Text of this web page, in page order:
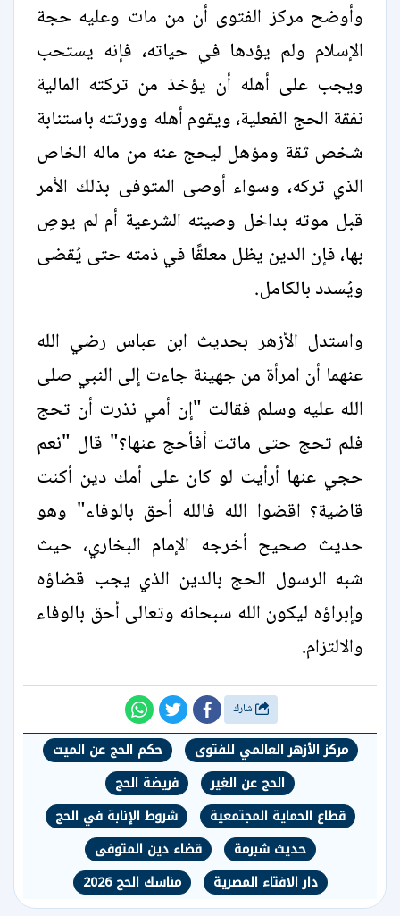
وأوضح مركز الفتوى أن من مات وعليه حجة
الإسلام ولم يؤدها في حياته، فإنه يستحب
ويجب على أهله أن يؤخذ من تركته المالية
نفقة الحج الفعلية، ويقوم أهله وورثته باستنابة
شخص ثقة ومؤهل ليحج عنه من ماله الخاص
الذي تركه، وسواء أوصى المتوفى بذلك الأمر
قبل موته بداخل وصيته الشرعية أم لم يوصِ
بها، فإن الدين يظل معلقًا في ذمته حتى يُقضى
ويُسدد بالكامل.
واستدل الأزهر بحديث ابن عباس رضي الله
عنهما أن امرأة من جهينة جاءت إلى النبي صلى
الله عليه وسلم فقالت "إن أمي نذرت أن تحج
فلم تحج حتى ماتت أفأحج عنها؟" قال "نعم
حجي عنها أرأيت لو كان على أمك دين أكنت
قاضية؟ اقضوا الله فالله أحق بالوفاء" وهو
حديث صحيح أخرجه الإمام البخاري، حيث
شبه الرسول الحج بالدين الذي يجب قضاؤه
وإبراؤه ليكون الله سبحانه وتعالى أحق بالوفاء
والالتزام.
مركز الأزهر العالمي للفتوى
حكم الحج عن الميت
الحج عن الغير
فريضة الحج
قطاع الحماية المجتمعية
شروط الإنابة في الحج
حديث شبرمة
قضاء دين المتوفى
دار الافتاء المصرية
مناسك الحج 2026